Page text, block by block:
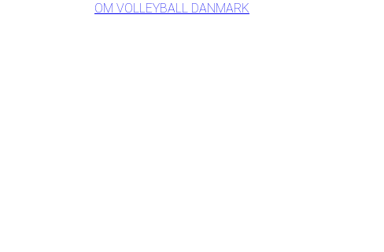
OM VOLLEYBALL DANMARK